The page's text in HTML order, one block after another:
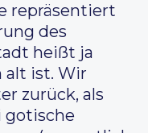
repräsentiert
des
heißt ja
alt ist. Wir
zurück, als
gotische